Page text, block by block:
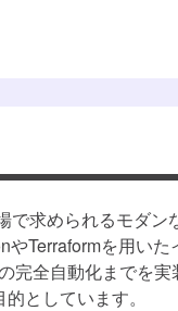
求められるモダ
Terraformを用い
全自動化までを
としています。